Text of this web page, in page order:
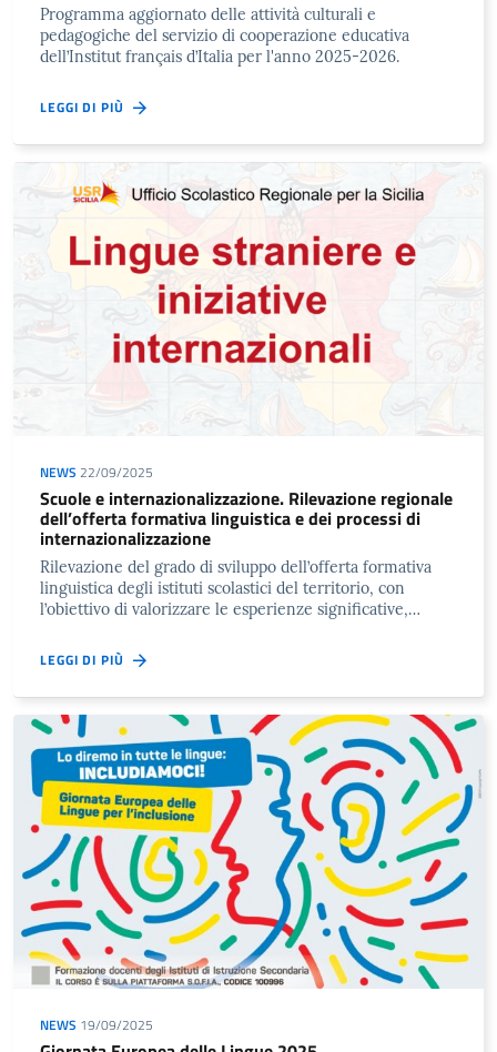
Programma aggiornato delle attività culturali e
pedagogiche del servizio di cooperazione educativa
dell’Institut français d’Italia per l'anno 2025-2026.
LEGGI DI PIÙ
NEWS 22/09/2025
Scuole e internazionalizzazione. Rilevazione regionale
dell’offerta formativa linguistica e dei processi di
internazionalizzazione
Rilevazione del grado di sviluppo dell’offerta formativa
linguistica degli istituti scolastici del territorio, con
l’obiettivo di valorizzare le esperienze significative,…
LEGGI DI PIÙ
NEWS 19/09/2025